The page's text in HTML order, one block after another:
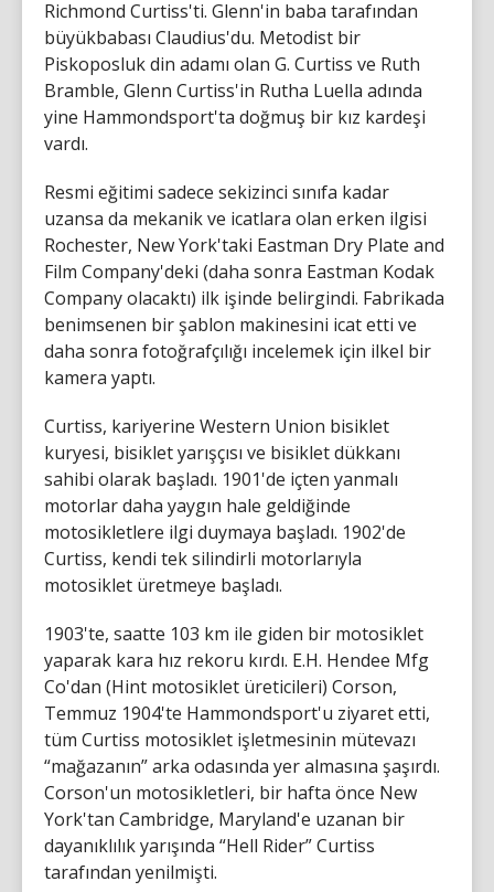
Richmond Curtiss'ti. Glenn'in baba tarafından
büyükbabası Claudius'du. Metodist bir
Piskoposluk din adamı olan G. Curtiss ve Ruth
Bramble, Glenn Curtiss'in Rutha Luella adında
yine Hammondsport'ta doğmuş bir kız kardeşi
vardı.
Resmi eğitimi sadece sekizinci sınıfa kadar
uzansa da mekanik ve icatlara olan erken ilgisi
Rochester, New York'taki Eastman Dry Plate and
Film Company'deki (daha sonra Eastman Kodak
Company olacaktı) ilk işinde belirgindi. Fabrikada
benimsenen bir şablon makinesini icat etti ve
daha sonra fotoğrafçılığı incelemek için ilkel bir
kamera yaptı.
Curtiss, kariyerine Western Union bisiklet
kuryesi, bisiklet yarışçısı ve bisiklet dükkanı
sahibi olarak başladı. 1901'de içten yanmalı
motorlar daha yaygın hale geldiğinde
motosikletlere ilgi duymaya başladı. 1902'de
Curtiss, kendi tek silindirli motorlarıyla
motosiklet üretmeye başladı.
1903'te, saatte 103 km ile giden bir motosiklet
yaparak kara hız rekoru kırdı. E.H. Hendee Mfg
Co'dan (Hint motosiklet üreticileri) Corson,
Temmuz 1904'te Hammondsport'u ziyaret etti,
tüm Curtiss motosiklet işletmesinin mütevazı
“mağazanın” arka odasında yer almasına şaşırdı.
Corson'un motosikletleri, bir hafta önce New
York'tan Cambridge, Maryland'e uzanan bir
dayanıklılık yarışında “Hell Rider” Curtiss
tarafından yenilmişti.